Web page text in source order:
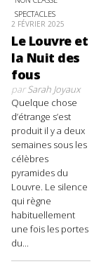
SPECTACLES
2 FÉVRIER 2025
Le Louvre et
la Nuit des
fous
parSarah Joyaux
Quelque chose
d’étrange s’est
produit il y a deux
semaines sous les
célèbres
pyramides du
Louvre. Le silence
qui règne
habituellement
une fois les portes
du...